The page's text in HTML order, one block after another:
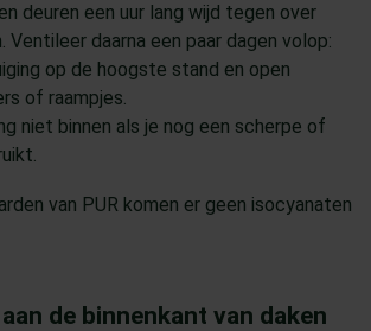
deuren een uur lang wijd tegen over
Ventileer daarna een paar dagen volop:
op de hoogste stand en open
of raampjes.
niet binnen als je nog een scherpe of
van PUR komen er geen isocyanaten
de binnenkant van daken